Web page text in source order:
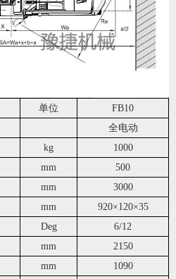
单位
FB10
全电动
kg
1000
mm
500
mm
3000
mm
920×120×35
Deg
6/12
mm
2150
mm
1090